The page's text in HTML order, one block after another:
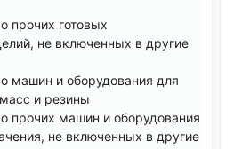
прочих готовых
не включенных в другие
машин и оборудования для
и резины
прочих машин и оборудования
не включенных в другие